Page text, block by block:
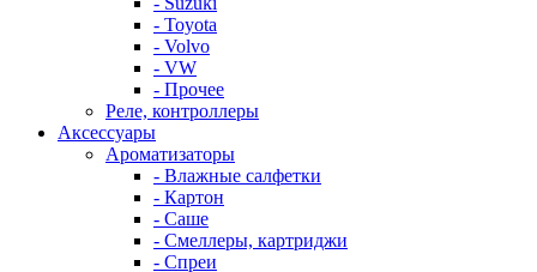
- Toyota
- Volvo
- VW
- Прочее
Реле, контроллеры
Аксессуары
Ароматизаторы
- Влажные салфетки
- Картон
- Саше
- Смеллеры, картриджи
- Спреи